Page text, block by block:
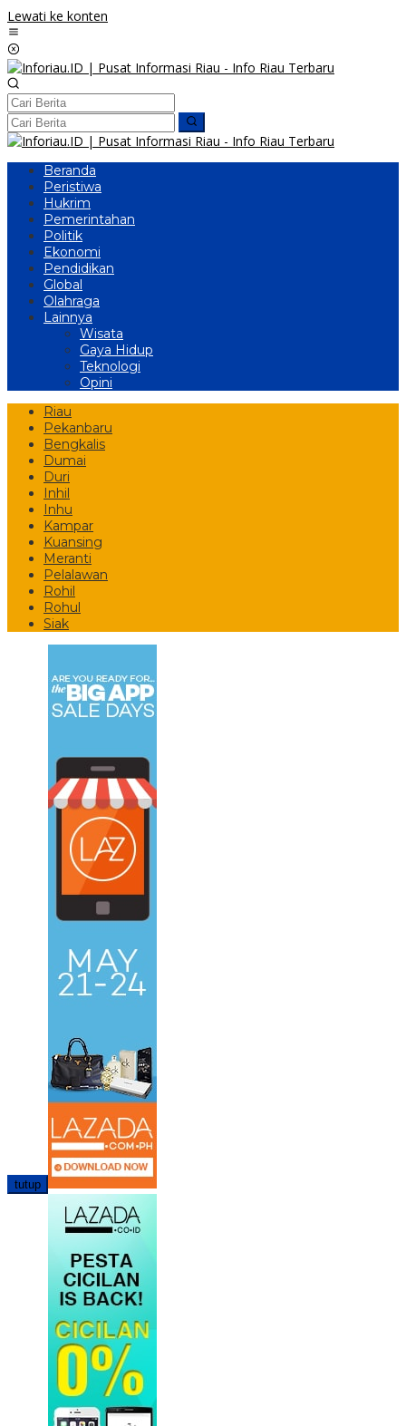
Lewati ke konten
Beranda
Peristiwa
Hukrim
Pemerintahan
Politik
Ekonomi
Pendidikan
Global
Olahraga
Lainnya
Wisata
Gaya Hidup
Teknologi
Opini
Riau
Pekanbaru
Bengkalis
Dumai
Duri
Inhil
Inhu
Kampar
Kuansing
Meranti
Pelalawan
Rohil
Rohul
Siak
tutup